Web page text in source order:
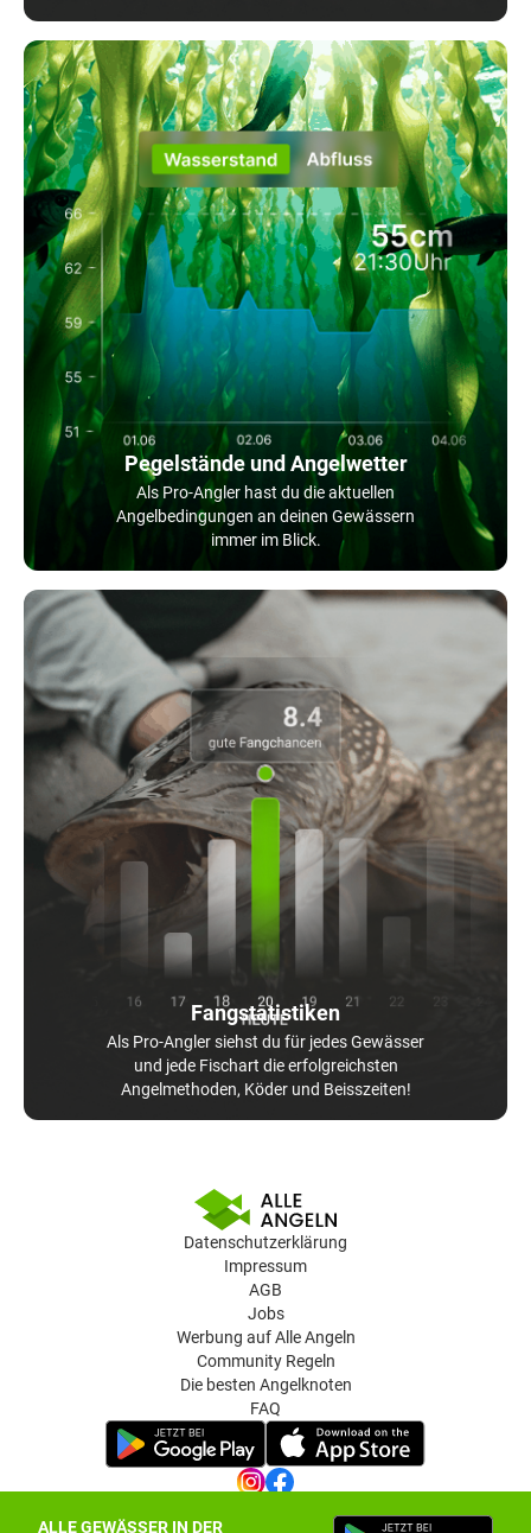
ALLE GEWÄSSER IN DER
Pegelstände und Angelwetter
Als Pro-Angler hast du die aktuellen
Angelbedingungen an deinen Gewässern
immer im Blick.
Fangstatistiken
Als Pro-Angler siehst du für jedes Gewässer
und jede Fischart die erfolgreichsten
Angelmethoden, Köder und Beisszeiten!
Datenschutzerklärung
Impressum
AGB
Jobs
Werbung auf Alle Angeln
Community Regeln
Die besten Angelknoten
FAQ